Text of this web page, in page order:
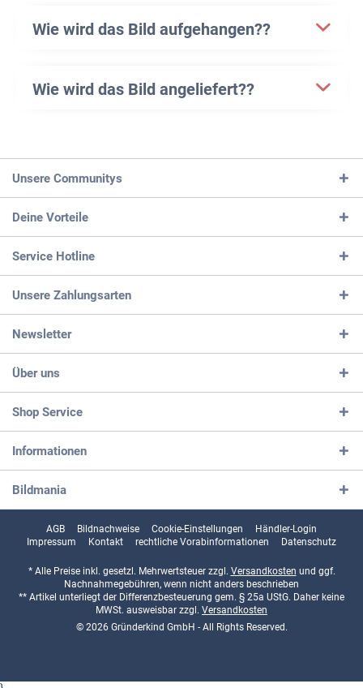
Wie wird das Bild aufgehangen??
Wie wird das Bild angeliefert??
Unsere Communitys
Deine Vorteile
Service Hotline
Unsere Zahlungsarten
Newsletter
Über uns
Shop Service
Informationen
Bildmania
AGB Bildnachweise Cookie-Einstellungen
Händler-Login
Impressum
Kontakt rechtliche Vorabinformationen Datenschutz
* Alle Preise inkl. gesetzl. Mehrwertsteuer zzgl. Versandkosten und ggf.
Nachnahmegebühren, wenn nicht anders beschrieben
** Artikel unterliegt der Differenzbesteuerung gem. § 25a UStG. Daher keine
MWSt. ausweisbar zzgl. Versandkosten
© 2026 Gründerkind GmbH - All Rights Reserved.